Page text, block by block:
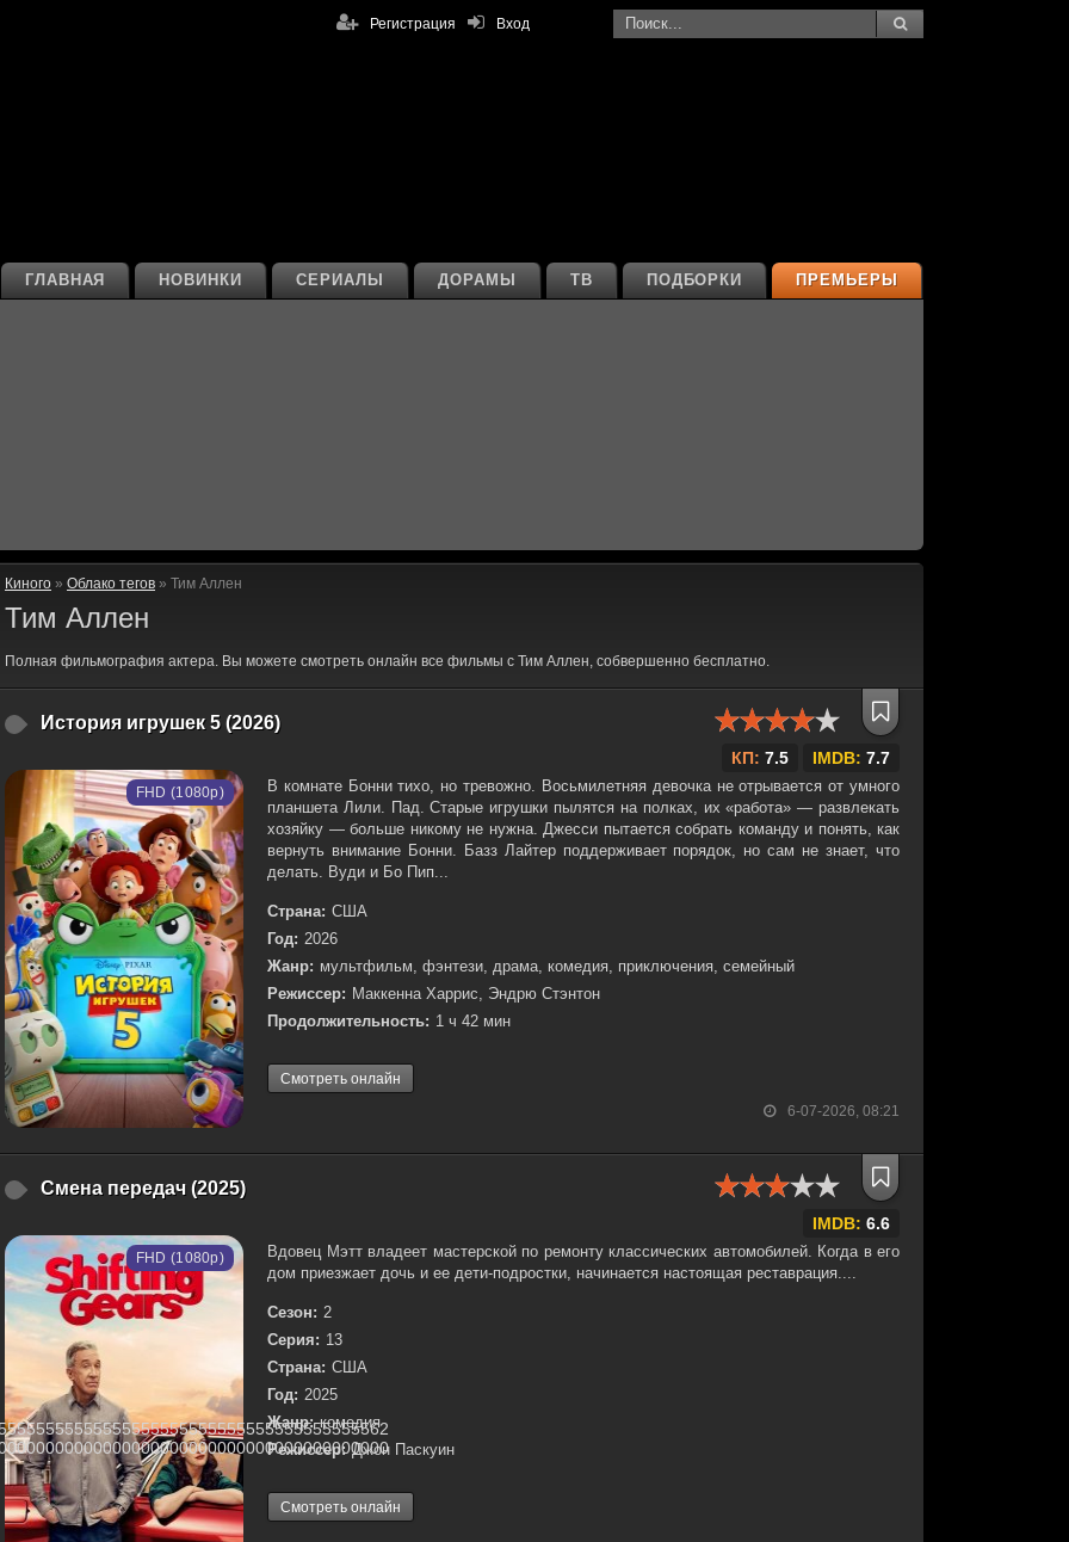
Вход
Регистрация
ПРЕМЬЕРЫ
ПОДБОРКИ
ТВ
ДОРАМЫ
СЕРИАЛЫ
НОВИНКИ
ГЛАВНАЯ
Киного » Облако тегов » Тим Аллен
Тим Аллен
Полная фильмография актера. Вы можете смотреть онлайн все фильмы с Тим Аллен, собвершенно бесплатно.
История игрушек 5 (2026)
КП: 7.5 IMDB: 7.7
6-07-2026, 08:21
FHD (1080p)
В комнате Бонни тихо, но тревожно. Восьмилетняя девочка не отрывается от умного
планшета Лили. Пад. Старые игрушки пылятся на полках, их «работа» — развлекать
хозяйку — больше никому не нужна. Джесси пытается собрать команду и понять, как
вернуть внимание Бонни. Базз Лайтер поддерживает порядок, но сам не знает, что
делать. Вуди и Бо Пип...
Страна: США
Год: 2026
Жанр: мультфильм, фэнтези, драма, комедия, приключения, семейный
Режиссер: Маккенна Харрис, Эндрю Стэнтон
Продолжительность: 1 ч 42 мин
Смотреть онлайн
Смена передач (2025)
IMDB: 6.6
FHD (1080p)
Вдовец Мэтт владеет мастерской по ремонту классических автомобилей. Когда в его
дом приезжает дочь и ее дети-подростки, начинается настоящая реставрация....
Сезон: 2
Серия: 13
Страна: США
Год: 2025
Жанр: комедия
Режиссер: Джон Паскуин
Смотреть онлайн